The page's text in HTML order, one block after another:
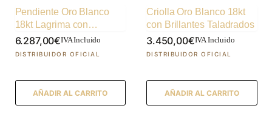
Pendiente Oro Blanco
18kt Lagrima con
Brillantes
6.287,00€IVA Incluido
AÑADIR AL CARRITO
Criolla Oro Blanco 18kt
con Brillantes Taladrados
3.450,00€IVA Incluido
AÑADIR AL CARRITO